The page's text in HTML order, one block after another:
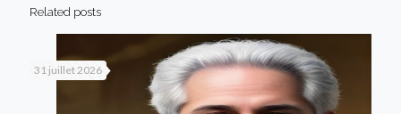
Related posts
31 juillet 2026